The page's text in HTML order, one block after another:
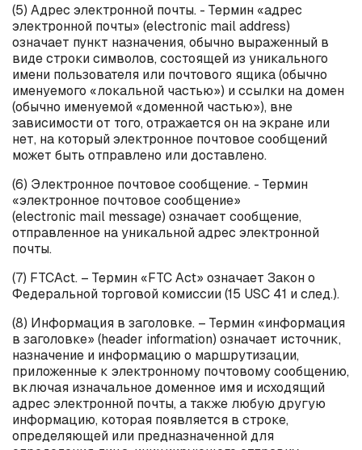
(5) Адрес электронной почты. - Термин «адрес
электронной почты» (electronic mailaddress)
означает пункт назначения, обычно выраженный в
виде строки символов, состоящей из уникального
имени пользователя или почтового ящика (обычно
именуемого «локальной частью») и ссылки на домен
(обычно именуемой «доменной частью»), вне
зависимости от того, отражается он на экране или
нет, на который электронное почтовое сообщений
может быть отправлено или доставлено.
(6) Электронное почтовое сообщение. - Термин
«электронное почтовое сообщение»
(electronic mail message) означает сообщение,
отправленное на уникальной адрес электронной
почты.
(7) FTCAct. – Термин «FTCAct» означает Закон о
Федеральной торговой комиссии (15 USC 41 и след.).
(8) Информация в заголовке. – Термин «информация
в заголовке» (header information) означает источник,
назначение и информацию о маршрутизации,
приложенные к электронному почтовому сообщению,
включая изначальное доменное имя и исходящий
адрес электронной почты, а также любую другую
информацию, которая появляется в строке,
определяющей или предназначенной для